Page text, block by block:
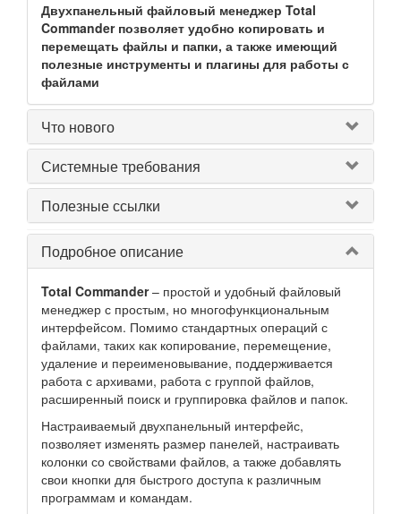
Двухпанельный файловый менеджер Total
Commander позволяет удобно копировать и
перемещать файлы и папки, а также имеющий
полезные инструменты и плагины для работы с
файлами
Что нового
Системные требования
Полезные ссылки
Подробное описание
Total Commander– простой и удобный файловый
менеджер с простым, но многофункциональным
интерфейсом. Помимо стандартных операций с
файлами, таких как копирование, перемещение,
удаление и переименовывание, поддерживается
работа с архивами, работа с группой файлов,
расширенный поиск и группировка файлов и папок.
Настраиваемый двухпанельный интерфейс,
позволяет изменять размер панелей, настраивать
колонки со свойствами файлов, а также добавлять
свои кнопки для быстрого доступа к различным
программам и командам.